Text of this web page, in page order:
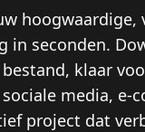
hoogwaardige,
in seconden.
klaar
media, e-
project dat